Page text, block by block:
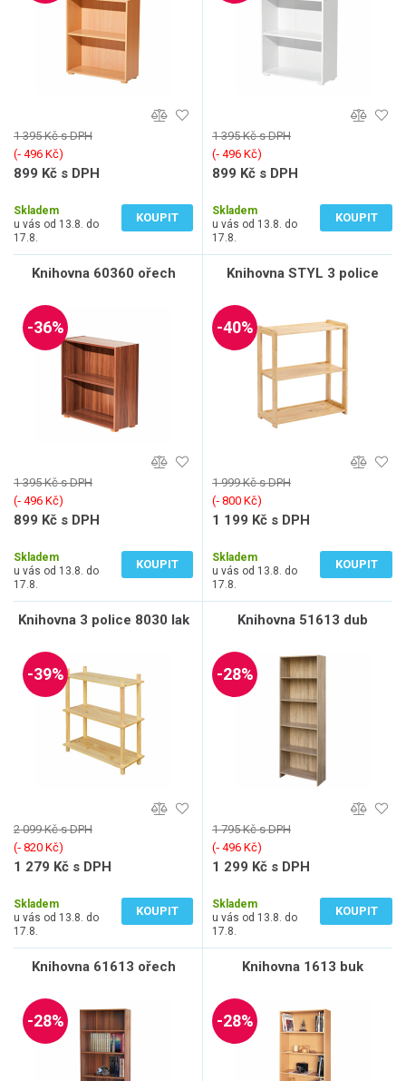
1 395 Kč s DPH
(‐ 496 Kč)
899 Kč s DPH
Skladem
u vás od 13.8. do
17.8.
KOUPIT
1 395 Kč s DPH
(‐ 496 Kč)
899 Kč s DPH
Skladem
u vás od 13.8. do
17.8.
KOUPIT
Knihovna 60360 ořech
-36%
1 395 Kč s DPH
(‐ 496 Kč)
899 Kč s DPH
Skladem
u vás od 13.8. do
17.8.
KOUPIT
Knihovna STYL 3 police
-40%
1 999 Kč s DPH
(‐ 800 Kč)
1 199 Kč s DPH
Skladem
u vás od 13.8. do
17.8.
KOUPIT
Knihovna 3 police 8030 lak
-39%
2 099 Kč s DPH
(‐ 820 Kč)
1 279 Kč s DPH
Skladem
u vás od 13.8. do
17.8.
KOUPIT
Knihovna 51613 dub
-28%
1 795 Kč s DPH
(‐ 496 Kč)
1 299 Kč s DPH
Skladem
u vás od 13.8. do
17.8.
KOUPIT
Knihovna 61613 ořech
-28%
Knihovna 1613 buk
-28%